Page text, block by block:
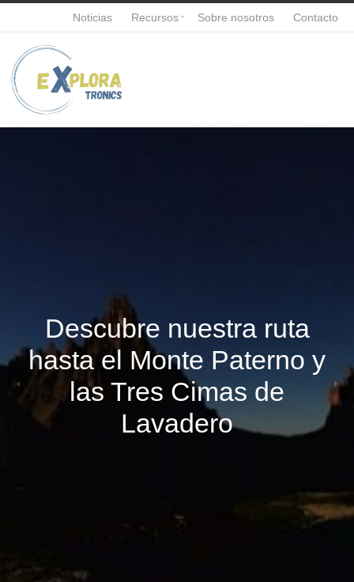
Noticias Recursos Sobre nosotros Contacto
Descubre nuestra ruta
hasta el Monte Paterno y
las Tres Cimas de
Lavadero